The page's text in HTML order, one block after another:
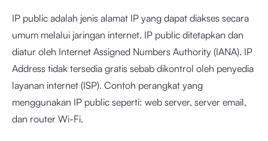
IP public adalah jenis alamat IP yang dapat diakses secara
umum melalui jaringan internet. IP public ditetapkan dan
diatur oleh Internet Assigned Numbers Authority (IANA). IP
Address tidak tersedia gratis sebab dikontrol oleh penyedia
layanan internet (ISP). Contoh perangkat yang
menggunakan IP public seperti: web server, server email,
dan router Wi-Fi.